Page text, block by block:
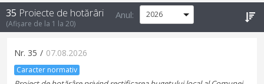
35 Proiecte de hotărâri
(Afișare de la 1 la 20)
Anul:
Nr. 35 / 07.08.2026
Caracter normativ